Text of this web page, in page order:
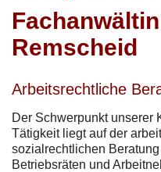
Remscheid
Arbeitsrechtliche
Der Schwerpunkt unserer
Tätigkeit liegt auf der
sozialrechtlichen
Betriebsräten und